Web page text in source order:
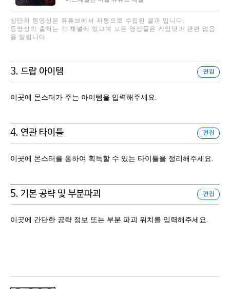
상단의 동영상은 유튜브에서 자동으로 수집된 결과 입니다.
동영상의 출처는 각 채널에 있으며 모든 영상들은 게임닷과 관련 없음
을 알립니다.
3. 드랍 아이템 편집
이곳에 몬스터가 주는 아이템을 입력해주세요.
4. 연관 타이틀 편집
이곳에 몬스터를 통하여 획득할 수 있는 타이틀을 정리해주세요.
5. 기본 공략 및 부분파괴 편집
이곳에 간단한 공략 정보 또는 부분 파괴 위치를 입력해주세요.